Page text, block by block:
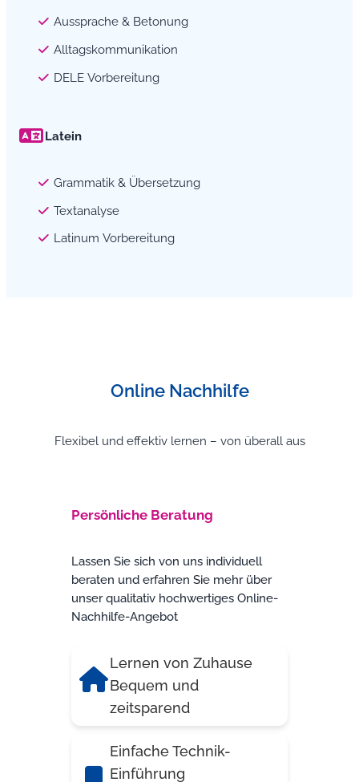
Aussprache & Betonung
Alltagskommunikation
DELE Vorbereitung
Latein
Grammatik & Übersetzung
Textanalyse
Latinum Vorbereitung
Online Nachhilfe
Flexibel und effektiv lernen – von überall aus
Persönliche Beratung
Lassen Sie sich von uns individuell
beraten und erfahren Sie mehr über
unser qualitativ hochwertiges Online-
Nachhilfe-Angebot
Lernen von Zuhause
Bequem und
zeitsparend
Einfache Technik-
Einführung